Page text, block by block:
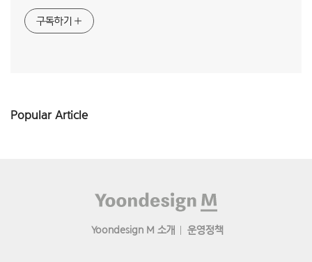
구독하기
Popular Article
Yoondesign M 소개 운영정책